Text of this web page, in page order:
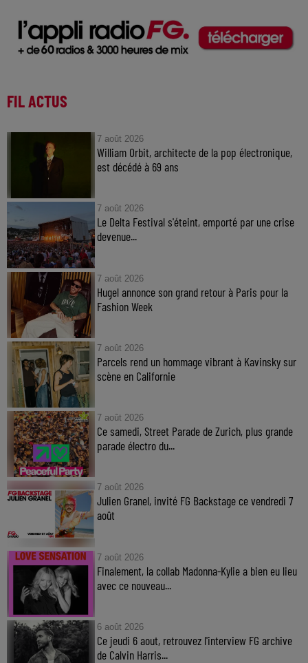
FIL ACTUS
7 août 2026
William Orbit, architecte de la pop électronique,
est décédé à 69 ans
7 août 2026
Le Delta Festival s'éteint, emporté par une crise
devenue...
7 août 2026
Hugel annonce son grand retour à Paris pour la
Fashion Week
7 août 2026
Parcels rend un hommage vibrant à Kavinsky sur
scène en Californie
7 août 2026
Ce samedi, Street Parade de Zurich, plus grande
parade électro du...
7 août 2026
Julien Granel, invité FG Backstage ce vendredi 7
août
7 août 2026
Finalement, la collab Madonna-Kylie a bien eu lieu
avec ce nouveau...
6 août 2026
Ce jeudi 6 aout, retrouvez l'interview FG archive
de Calvin Harris...